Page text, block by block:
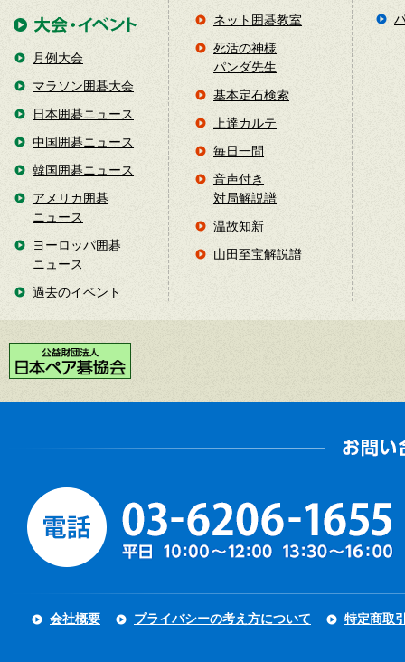
月例大会
マラソン囲碁大会
日本囲碁ニュース
中国囲碁ニュース
韓国囲碁ニュース
アメリカ囲碁
ニュース
ヨーロッパ囲碁
ニュース
過去のイベント
ネット囲碁教室
死活の神様
パンダ先生
基本定石検索
上達カルテ
毎日一問
音声付き
対局解説譜
温故知新
山田至宝解説譜
会社概要 プライバシーの考え方について 特定商取